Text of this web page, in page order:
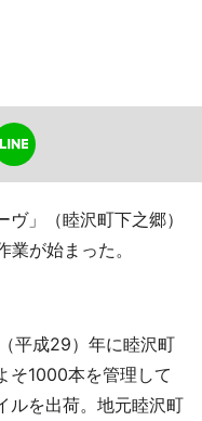
」（睦沢町下之郷）
が始まった。
平成29）年に睦沢町
そ1000本を管理して
ルを出荷。地元睦沢町